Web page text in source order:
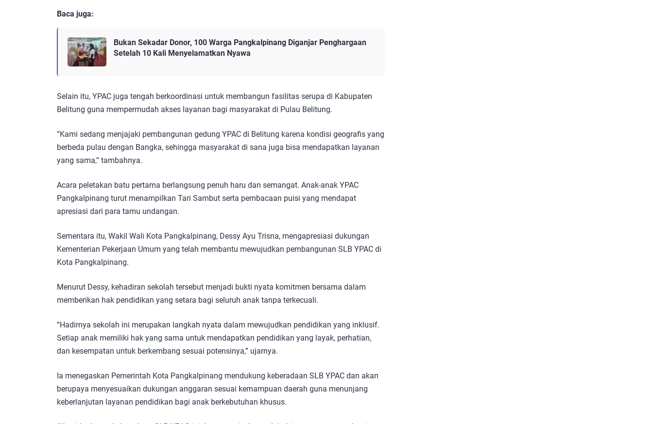
Baca juga:
Bukan Sekadar Donor, 100 Warga Pangkalpinang Diganjar Penghargaan
Setelah 10 Kali Menyelamatkan Nyawa
Selain itu, YPAC juga tengah berkoordinasi untuk membangun fasilitas serupa di Kabupaten
Belitung guna mempermudah akses layanan bagi masyarakat di Pulau Belitung.
“Kami sedang menjajaki pembangunan gedung YPAC di Belitung karena kondisi geografis yang
berbeda pulau dengan Bangka, sehingga masyarakat di sana juga bisa mendapatkan layanan
yang sama,” tambahnya.
Acara peletakan batu pertama berlangsung penuh haru dan semangat. Anak-anak YPAC
Pangkalpinang turut menampilkan Tari Sambut serta pembacaan puisi yang mendapat
apresiasi dari para tamu undangan.
Sementara itu, Wakil Wali Kota Pangkalpinang, Dessy Ayu Trisna, mengapresiasi dukungan
Kementerian Pekerjaan Umum yang telah membantu mewujudkan pembangunan SLB YPAC di
Kota Pangkalpinang.
Menurut Dessy, kehadiran sekolah tersebut menjadi bukti nyata komitmen bersama dalam
memberikan hak pendidikan yang setara bagi seluruh anak tanpa terkecuali.
“Hadirnya sekolah ini merupakan langkah nyata dalam mewujudkan pendidikan yang inklusif.
Setiap anak memiliki hak yang sama untuk mendapatkan pendidikan yang layak, perhatian,
dan kesempatan untuk berkembang sesuai potensinya,” ujarnya.
Ia menegaskan Pemerintah Kota Pangkalpinang mendukung keberadaan SLB YPAC dan akan
berupaya menyesuaikan dukungan anggaran sesuai kemampuan daerah guna menunjang
keberlanjutan layanan pendidikan bagi anak berkebutuhan khusus.